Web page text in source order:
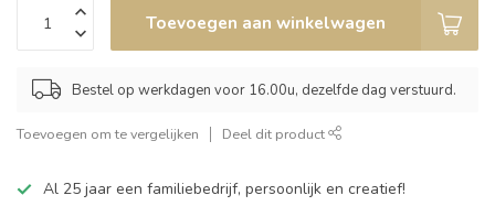
Toevoegen aan winkelwagen
Bestel op werkdagen voor 16.00u, dezelfde dag verstuurd.
Toevoegen om te vergelijken Deel dit product
Al 25 jaar een familiebedrijf, persoonlijk en creatief!